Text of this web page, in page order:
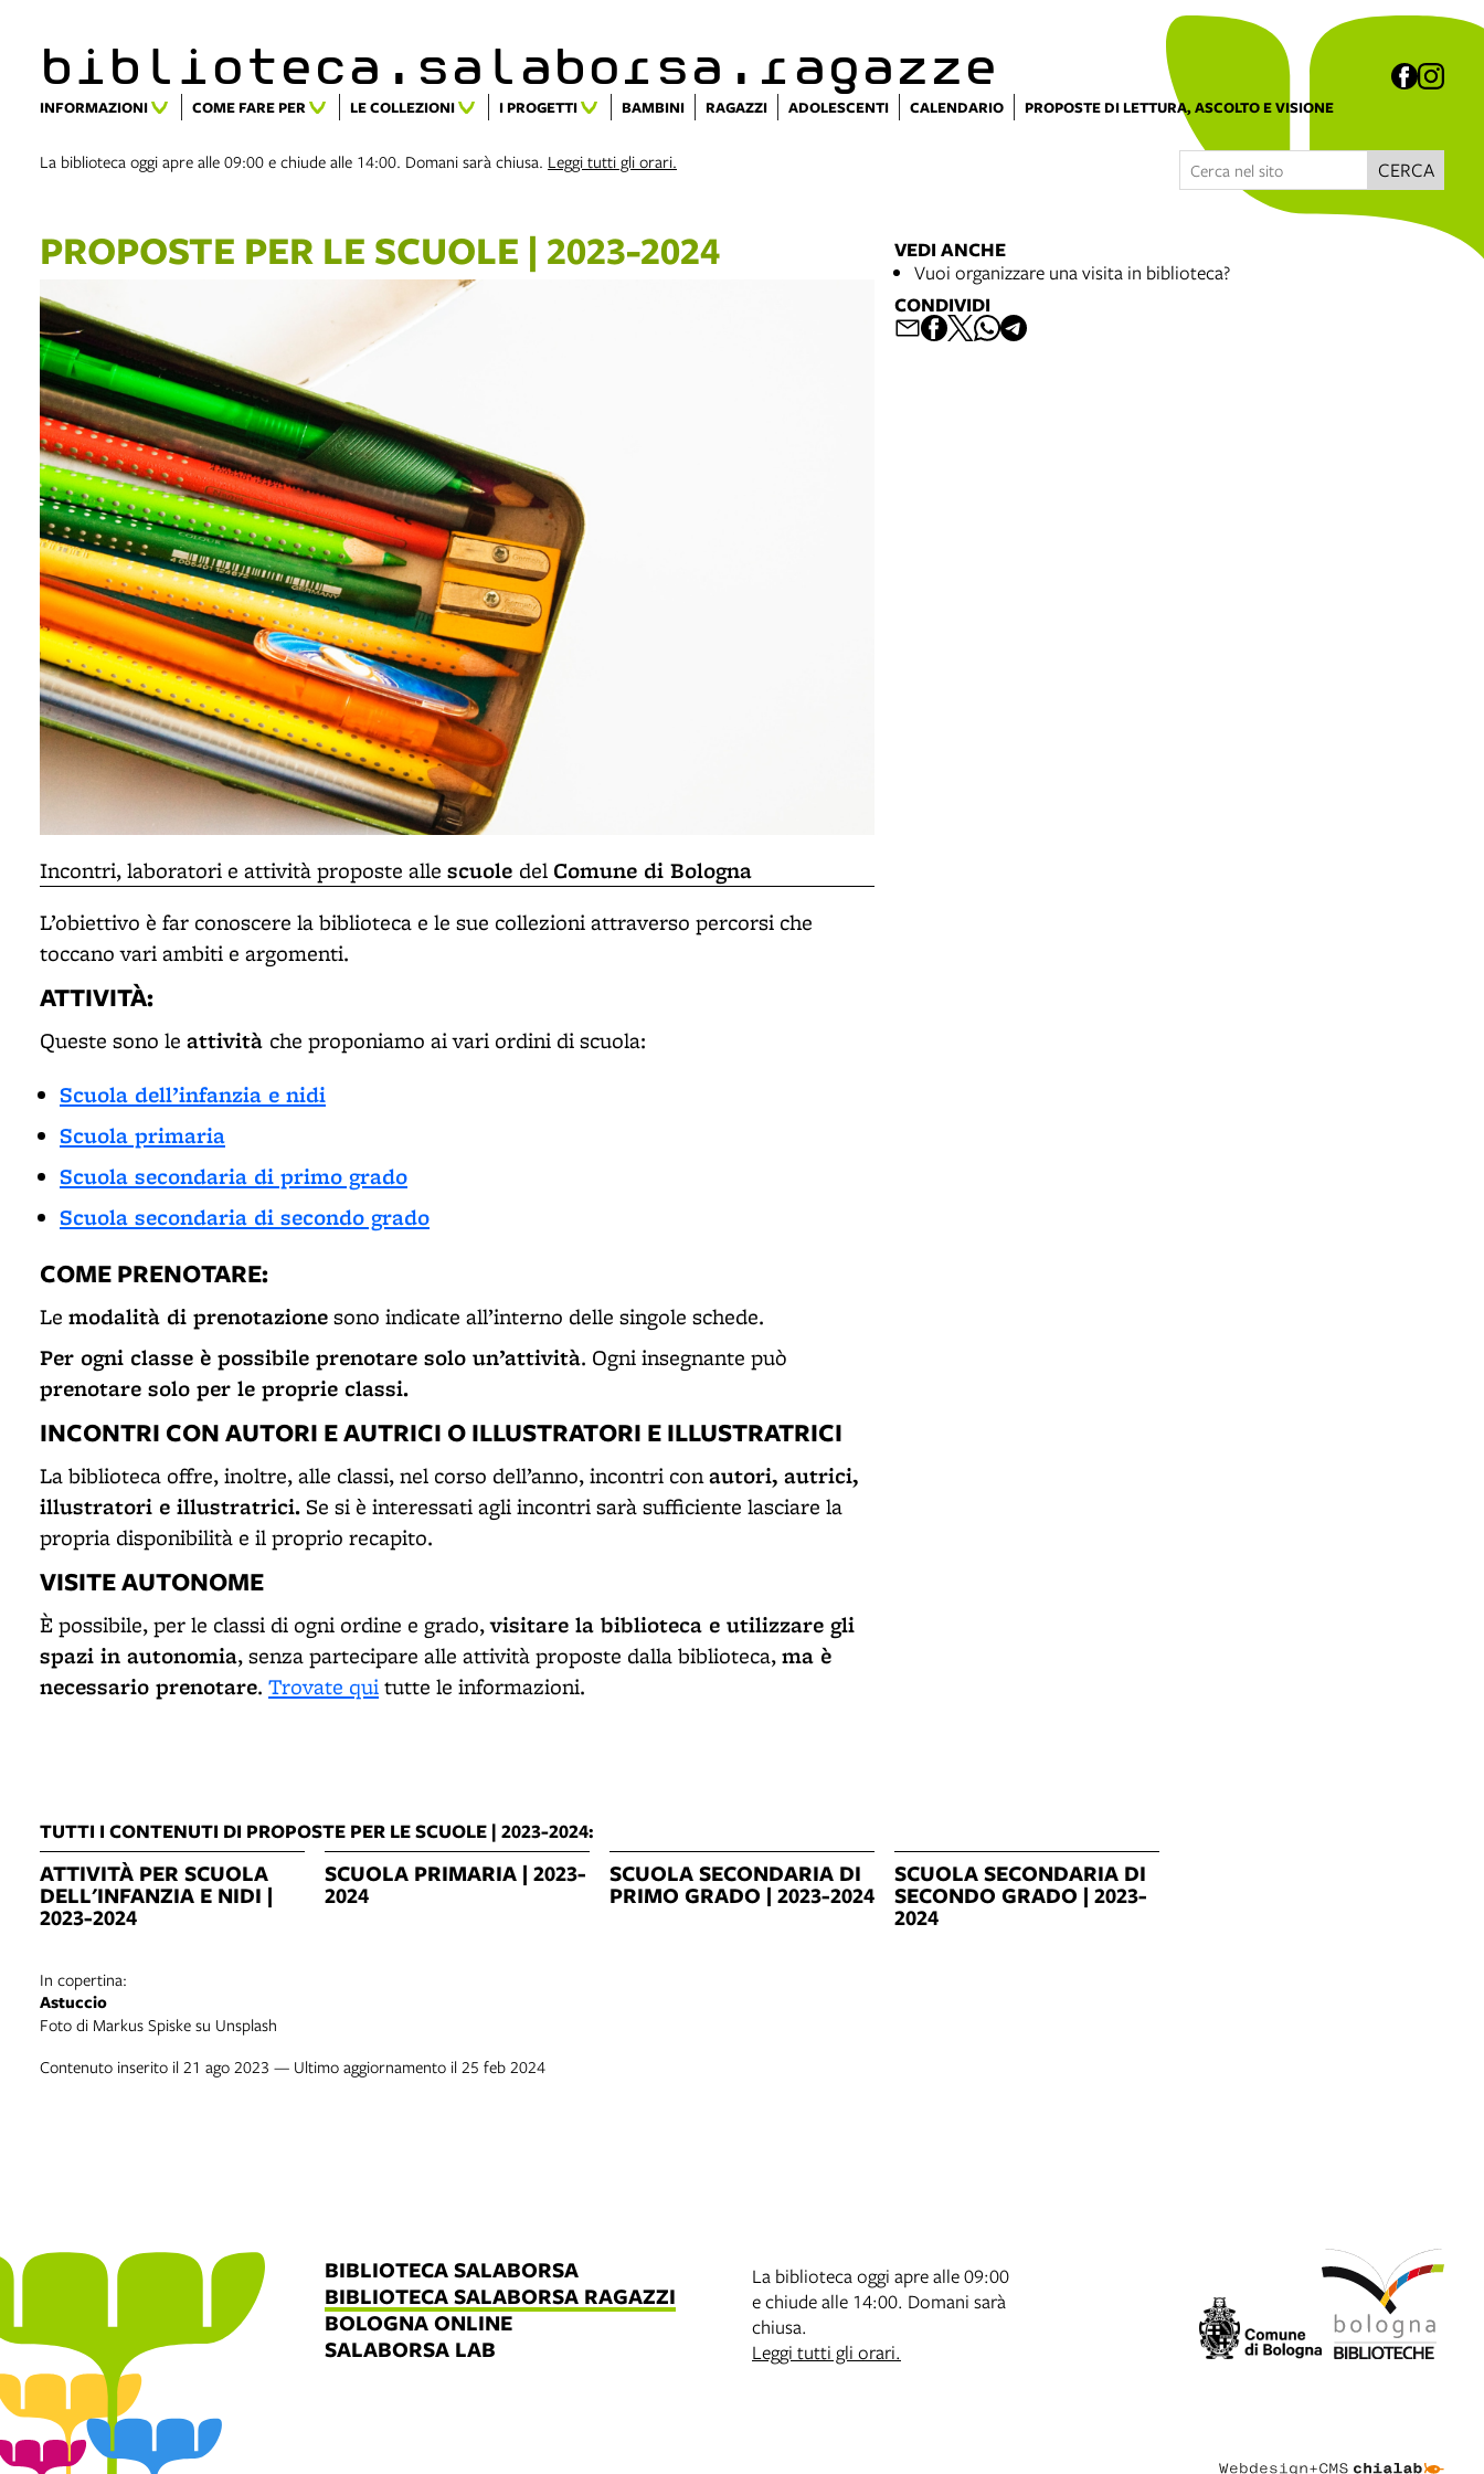
biblioteca.​salaborsa.ragazze
INFORMAZIONI COME FARE PER LE COLLEZIONI I PROGETTI BAMBINI RAGAZZI ADOLESCENTI CALENDARIO PROPOSTE DI LETTURA, ASCOLTO E VISIONE
La biblioteca oggi apre alle 09:00 e chiude alle 14:00. Domani sarà chiusa. Leggi tutti gli orari. CERCA
PROPOSTE PER LE SCUOLE | 2023-2024
Incontri, laboratori e attività proposte alle scuole del Comune di Bologna
L’obiettivo è far conoscere la biblioteca e le sue collezioni attraverso percorsi che
toccano vari ambiti e argomenti.
ATTIVITÀ:
Queste sono le attività che proponiamo ai vari ordini di scuola:
Scuola dell’infanzia e nidi
Scuola primaria
Scuola secondaria di primo grado
Scuola secondaria di secondo grado
COME PRENOTARE:
Le modalità di prenotazionesono indicate all’interno delle singole schede.
Per ogni classe è possibile preno­tare solo un’attività. Ogni insegnante può
prenotare solo per le proprie classi.
INCONTRI CON AUTORI E AUTRICI O ILLUSTRATORI E ILLUSTRATRICI
La biblioteca offre, inoltre, alle classi, nel corso dell’anno, incontri conautori, autrici,
illustratori e illustratrici. Se si è interessati agli incontri sarà sufficiente lasciare la
propria disponibilità e il proprio recapito.
VISITE AUTONOME
È possibile, per le classi di ogni ordine e grado,visitare la biblioteca e utilizzare gli
spazi in autonomia, senza partecipare alle attività proposte dalla biblioteca,ma è
necessario prenotare. Trovate quitutte le informazioni.
VEDI ANCHE
Vuoi organizzare una visita in biblioteca?
CONDIVIDI
TUTTI I CONTENUTI DI PROPOSTE PER LE SCUOLE | 2023-2024:
ATTIVITÀ PER SCUOLA
DELL'INFANZIA E NIDI |
2023-2024
SCUOLA PRIMARIA | 2023-
2024
SCUOLA SECONDARIA DI
PRIMO GRADO | 2023-2024
SCUOLA SECONDARIA DI
SECONDO GRADO | 2023-
2024
In copertina:
Astuccio
Foto di Markus Spiske su Unsplash
Contenuto inserito il 21 ago 2023 — Ultimo aggiornamento il 25 feb 2024
BIBLIOTECA SALABORSA
BIBLIOTECA SALABORSA RAGAZZI
BOLOGNA ONLINE
SALABORSA LAB
La biblioteca oggi apre alle 09:00
e chiude alle 14:00. Domani sarà
chiusa.
Leggi tutti gli orari.